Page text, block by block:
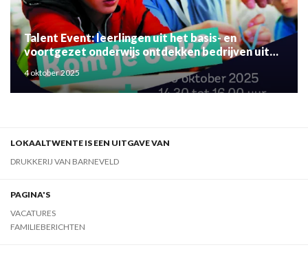
Talent Event: leerlingen uit het basis- en
voortgezet onderwijs ontdekken bedrijven uit
de regio
4 oktober 2025
LOKAALTWENTE IS EEN UITGAVE VAN
DRUKKERIJ VAN BARNEVELD
PAGINA'S
VACATURES
FAMILIEBERICHTEN